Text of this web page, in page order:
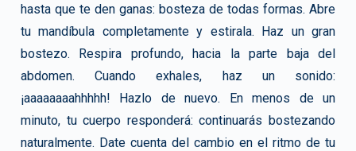
hasta que te den ganas: bosteza de todas formas. Abre
tu mandíbula completamente y estirala. Haz un gran
bostezo. Respira profundo, hacia la parte baja del
abdomen.Cuando exhales, haz un sonido:
¡aaaaaaaahhhhh! Hazlo de nuevo. En menos de un
minuto, tu cuerpo responderá:continuarás bostezando
naturalmente. Date cuenta del cambio en el ritmo de tu